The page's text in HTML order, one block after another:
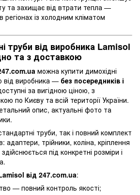
та захищає від втрати тепла —
із холодним кліматом
труби від виробника Lamisol
та з доставкою
можна купити димохідні
від виробника — без посередників і
за вигідною ціною, з
по Києву та всій території України.
опис, актуальні фото та
труби, так і повний комплект
трійники, коліна, кріплення
під конкретні розміри і
від 247.com.ua:
— повний контроль якості;